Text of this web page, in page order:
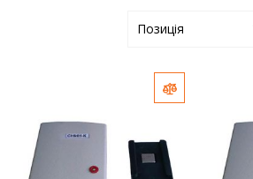
Позиція
Додати до